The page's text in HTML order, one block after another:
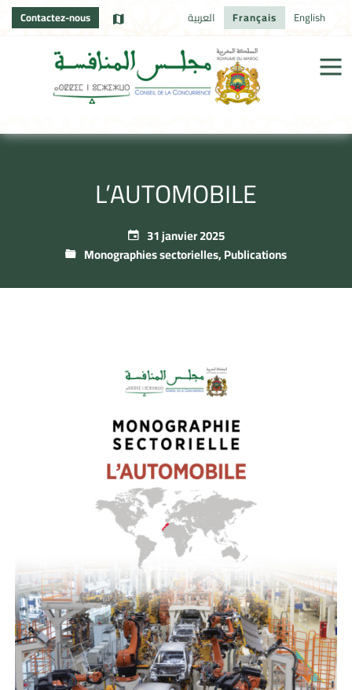
Contactez-nous العربية Français English
L’AUTOMOBILE
31 janvier 2025
Monographies sectorielles,Publications